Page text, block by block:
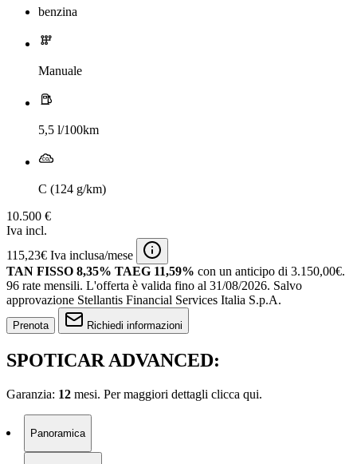
benzina
Manuale
5,5 l/100km
C (124 g/km)
10.500 €
Iva incl.
115,23€ Iva inclusa/mese
TAN FISSO 8,35% TAEG 11,59% con un anticipo di 3.150,00€.
96 rate mensili. L'offerta è valida fino al 31/08/2026. Salvo
approvazione Stellantis Financial Services Italia S.p.A.
Prenota Richiedi informazioni
SPOTICAR ADVANCED:
Garanzia: 12 mesi. Per maggiori dettagli clicca qui.
Panoramica